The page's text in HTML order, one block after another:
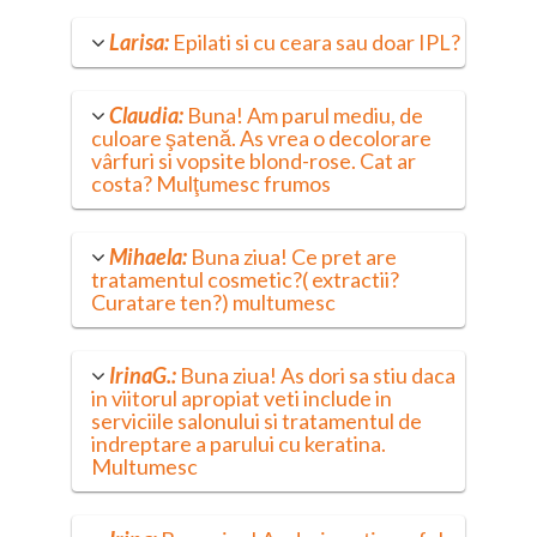
Larisa: Epilati si cu ceara sau doar IPL?
Claudia: Buna! Am parul mediu, de
culoare şatenă. As vrea o decolorare
vârfuri si vopsite blond-rose. Cat ar
costa? Mulţumesc frumos
Mihaela: Buna ziua! Ce pret are
tratamentul cosmetic?( extractii?
Curatare ten?) multumesc
IrinaG.: Buna ziua! As dori sa stiu daca
in viitorul apropiat veti include in
serviciile salonului si tratamentul de
indreptare a parului cu keratina.
Multumesc